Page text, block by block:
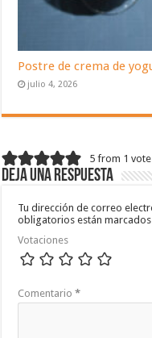
Postre de crema de
julio 4, 2026
5 from 1
Deja una respuesta
Tu dirección de correo
obligatorios están
Votaciones
Comentario*